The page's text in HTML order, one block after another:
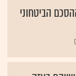
הביטחוני